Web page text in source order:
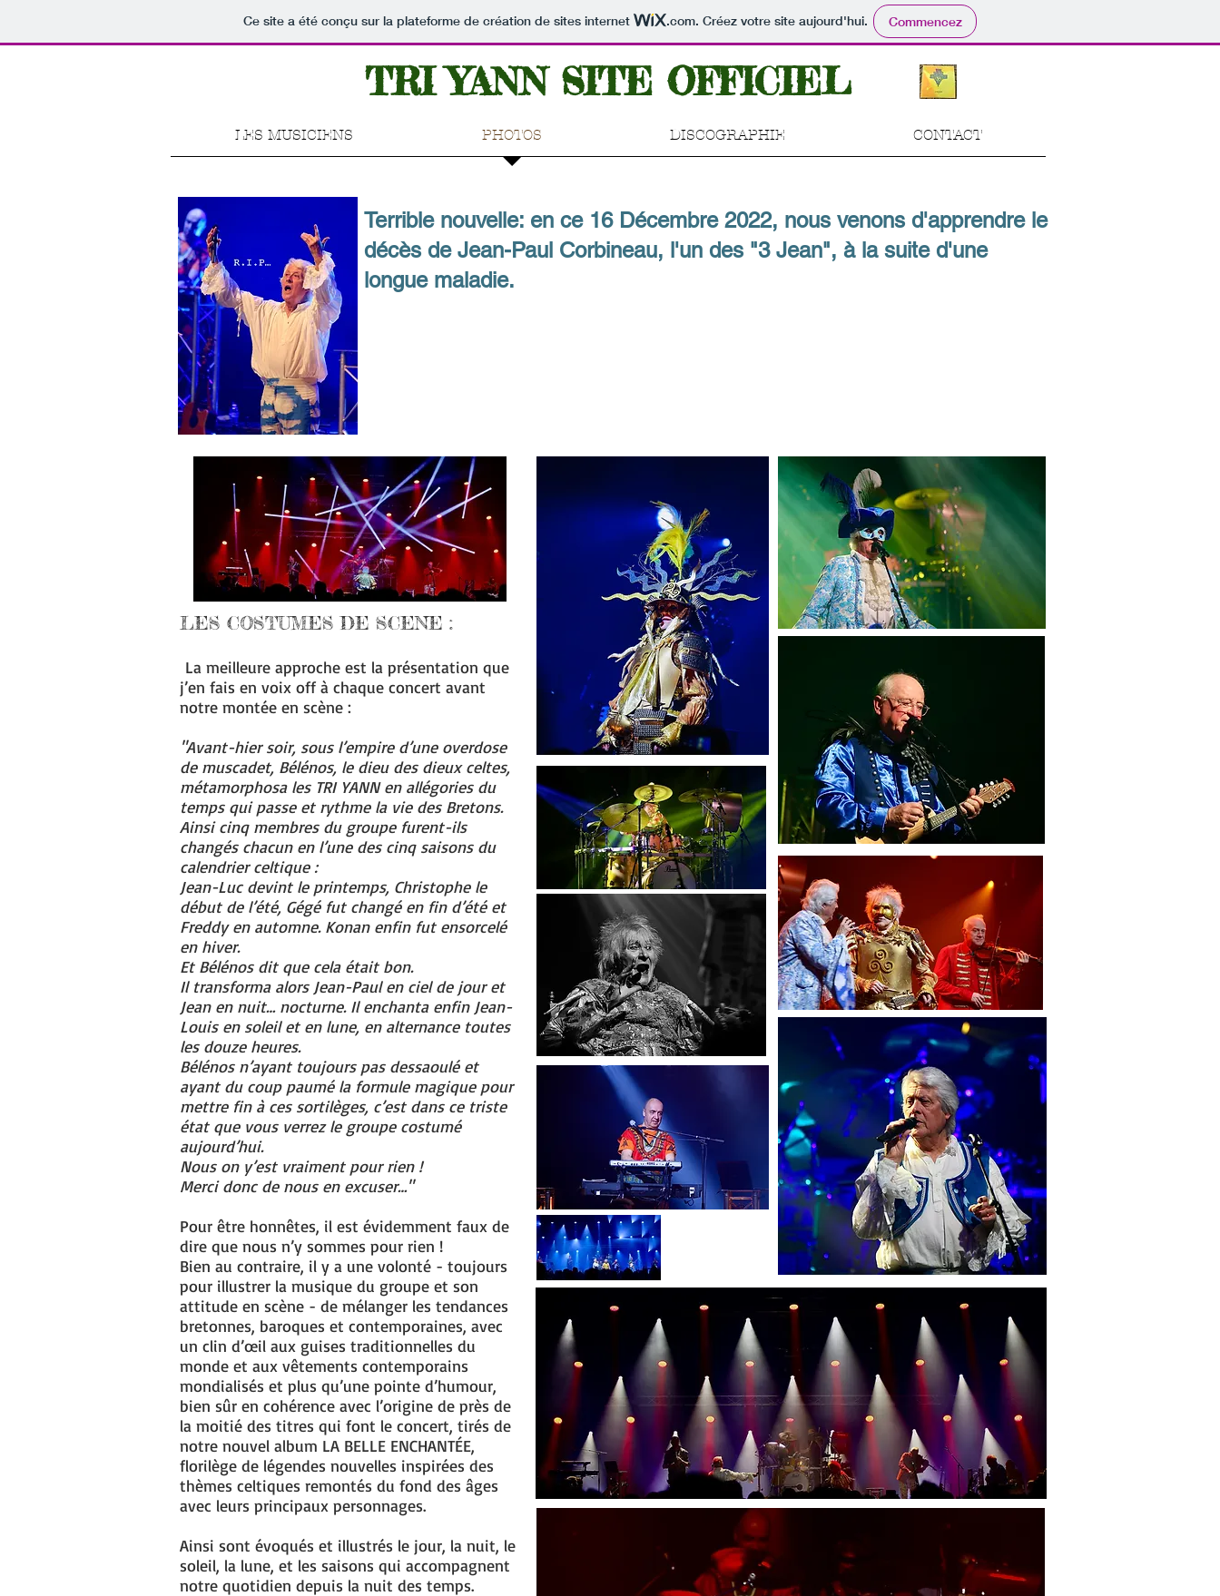
Ce site a été conçu sur la plateforme de création de sites internet .com. Créez votre site aujourd'hui. Commencez
TRI YANN SITE OFFICIEL
LES MUSICIENS PHOTOS DISCOGRAPHIE CONTACT
Terrible nouvelle: en ce 16 Décembre 2022, nous venons d'apprendre le
décès de Jean-Paul Corbineau, l'un des "3 Jean", à la suite d'une
longue maladie.
LES COSTUMES DE SCENE :
La meilleure approche est la présentation que
j’en fais en voix off à chaque concert avant
notre montée en scène :
"Avant-hier soir, sous l’empire d’une overdose
de muscadet, Bélénos, le dieu des dieux celtes,
métamorphosa les TRI YANN en allégories du
temps qui passe et rythme la vie des Bretons.
Ainsi cinq membres du groupe furent-ils
changés chacun en l’une des cinq saisons du
calendrier celtique :
Jean-Luc devint le printemps, Christophe le
début de l’été, Gégé fut changé en fin d’été et
Freddy en automne. Konan enfin fut ensorcelé
en hiver.
Et Bélénos dit que cela était bon.
Il transforma alors Jean-Paul en ciel de jour et
Jean en nuit… nocturne. Il enchanta enfin Jean-
Louis en soleil et en lune, en alternance toutes
les douze heures.
Bélénos n’ayant toujours pas dessaoulé et
ayant du coup paumé la formule magique pour
mettre fin à ces sortilèges, c’est dans ce triste
état que vous verrez le groupe costumé
aujourd’hui.
Nous on y’est vraiment pour rien !
Merci donc de nous en excuser…"
Pour être honnêtes, il est évidemment faux de
dire que nous n’y sommes pour rien !
Bien au contraire, il y a une volonté - toujours
pour illustrer la musique du groupe et son
attitude en scène - de mélanger les tendances
bretonnes, baroques et contemporaines, avec
un clin d’œil aux guises traditionnelles du
monde et aux vêtements contemporains
mondialisés et plus qu’une pointe d’humour,
bien sûr en cohérence avec l’origine de près de
la moitié des titres qui font le concert, tirés de
notre nouvel album LA BELLE ENCHANTÉE,
florilège de légendes nouvelles inspirées des
thèmes celtiques remontés du fond des âges
avec leurs principaux personnages.
Ainsi sont évoqués et illustrés le jour, la nuit, le
soleil, la lune, et les saisons qui accompagnent
notre quotidien depuis la nuit des temps.